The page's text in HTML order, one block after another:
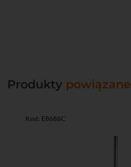
Produkty powiązane
Kod: E8686C